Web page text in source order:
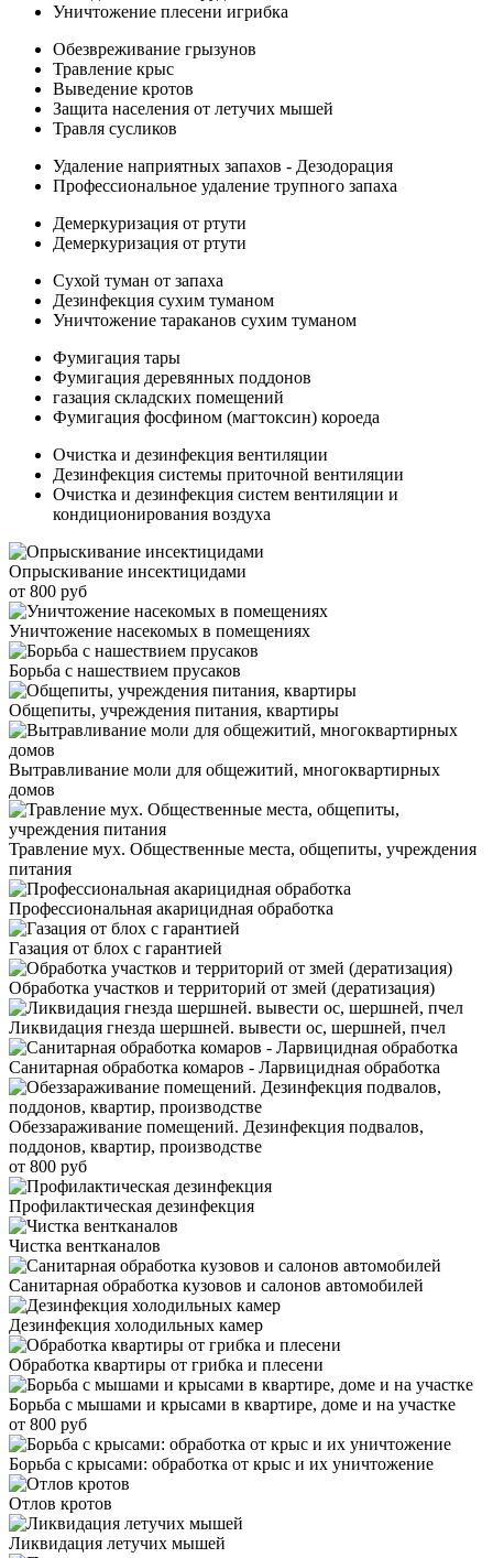
Уничтожение плесени игрибка
Обезвреживание грызунов
Травление крыс
Выведение кротов
Защита населения от летучих мышей
Травля сусликов
Удаление наприятных запахов - Дезодорация
Профессиональное удаление трупного запаха
Демеркуризация от ртути
Демеркуризация от ртути
Сухой туман от запаха
Дезинфекция сухим туманом
Уничтожение тараканов сухим туманом
Фумигация тары
Фумигация деревянных поддонов
газация складских помещений
Фумигация фосфином (магтоксин) короеда
Очистка и дезинфекция вентиляции
Дезинфекция системы приточной вентиляции
Очистка и дезинфекция систем вентиляции и
кондиционирования воздуха
Опрыскивание инсектицидами
от 800 руб
Уничтожение насекомых в помещениях
Борьба с нашествием прусаков
Общепиты, учреждения питания, квартиры
Вытравливание моли для общежитий, многоквартирных
домов
Травление мух. Общественные места, общепиты, учреждения
питания
Профессиональная акарицидная обработка
Газация от блох с гарантией
Обработка участков и территорий от змей (дератизация)
Ликвидация гнезда шершней. вывести ос, шершней, пчел
Санитарная обработка комаров - Ларвицидная обработка
Обеззараживание помещений. Дезинфекция подвалов,
поддонов, квартир, производстве
от 800 руб
Профилактическая дезинфекция
Чистка вентканалов
Санитарная обработка кузовов и салонов автомобилей
Дезинфекция холодильных камер
Обработка квартиры от грибка и плесени
Борьба с мышами и крысами в квартире, доме и на участке
от 800 руб
Борьба с крысами: обработка от крыс и их уничтожение
Отлов кротов
Ликвидация летучих мышей